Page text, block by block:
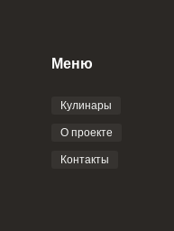
Отправляя эту
соглашением
Меню
Кулинары
О проекте
Контакты